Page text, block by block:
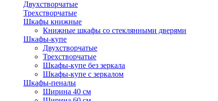
Двухстворчатые
Трехстворчатые
Шкафы книжные
Книжные шкафы со стеклянными дверями
Шкафы-купе
Двухстворчатые
Трехстворчатые
Шкафы-купе без зеркала
Шкафы-купе с зеркалом
Шкафы-пеналы
Ширина 40 см